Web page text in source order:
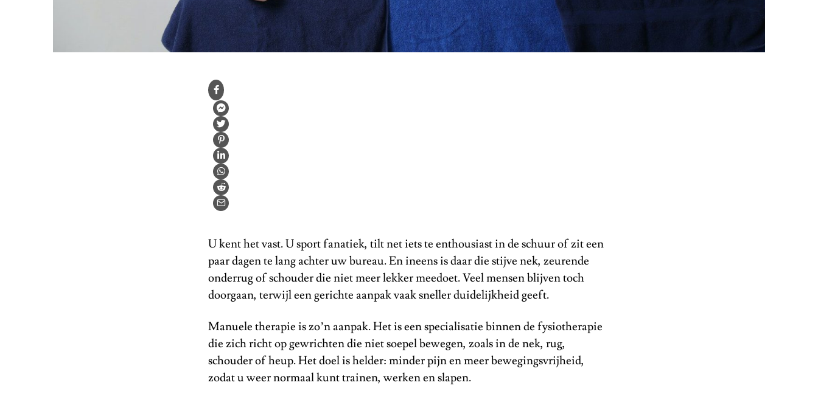
U kent het vast. U sport fanatiek, tilt net iets te enthousiast in de schuur of zit een
paar dagen te lang achter uw bureau. En ineens is daar die stijve nek, zeurende
onderrug of schouder die niet meer lekker meedoet. Veel mensen blijven toch
doorgaan, terwijl een gerichte aanpak vaak sneller duidelijkheid geeft.
Manuele therapie is zo’n aanpak. Het is een specialisatie binnen de fysiotherapie
die zich richt op gewrichten die niet soepel bewegen, zoals in de nek, rug,
schouder of heup. Het doel is helder: minder pijn en meer bewegingsvrijheid,
zodat u weer normaal kunt trainen, werken en slapen.